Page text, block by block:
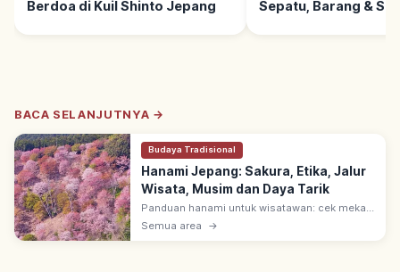
Berdoa di Kuil Shinto Jepang
Sepatu, Barang &
BACA SELANJUTNYA →
Budaya Tradisional
Hanami Jepang: Sakura, Etika, Jalur
Wisata, Musim dan Daya Tarik
Panduan hanami untuk wisatawan: cek mekar
sakura, etika & kebersihan, tips hindari
Semua area →